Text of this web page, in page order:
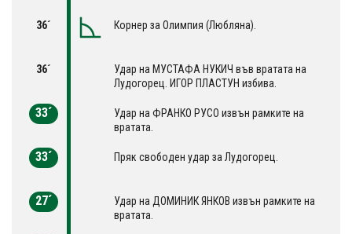
36´ Корнер за Олимпия (Любляна).
36´
Удар на МУСТАФА НУКИЧ във вратата на
Лудогорец. ИГОР ПЛАСТУН избива.
33´
Удар на ФРАНКО РУСО извън рамките на
вратата.
33´ Пряк свободен удар за Лудогорец.
27´
Удар на ДОМИНИК ЯНКОВ извън рамките на
вратата.